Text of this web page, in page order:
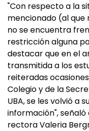
"Con respecto a la
mencionado (al
no se encuentra
restricción alguna
destacar que en el
transmitida a los
reiteradas
Colegio y de la
UBA, se les volvió a
información",
rectora Valeria